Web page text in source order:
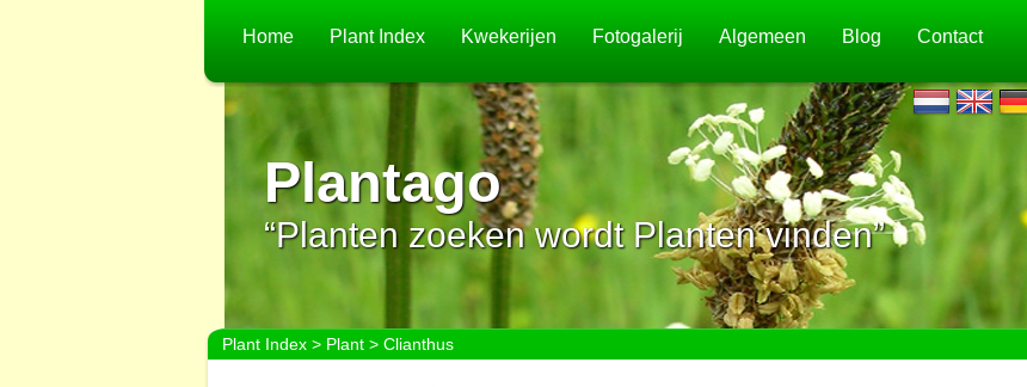
Home Plant Index Kwekerijen Fotogalerij Algemeen Blog Contact
Plantago
“Planten zoeken wordt Planten vinden”
Plant Index> Plant> Clianthus